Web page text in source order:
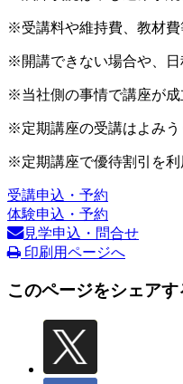
※受講料や維持費、教材費
※開講できない場合や、日
※当社側の事情で講座が成
※定期講座の受講はよみう
※定期講座で優待割引を利
受講申込・予約
体験申込・予約
見学申込・問合せ
印刷用ページへ
このページをシェアす